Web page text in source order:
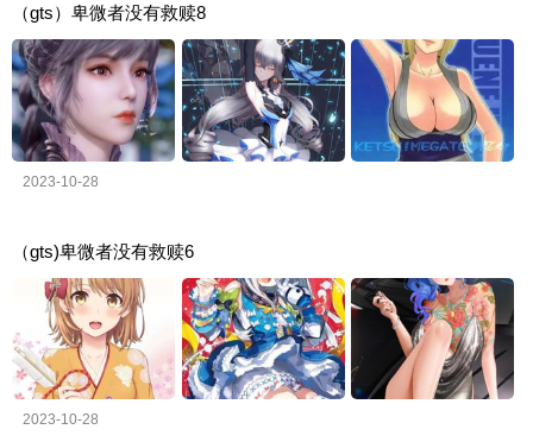
（gts）卑微者没有救赎8
2023-10-28
（gts)卑微者没有救赎6
2023-10-28